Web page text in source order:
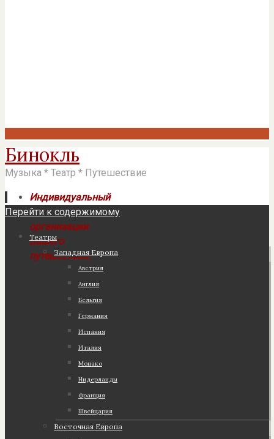
Бинокль
Музыка * Театр * Путешествие
Индивидуальный
подход к
организации
Вашего
путешествия!
Перейти к содержимому
Театры
Западная Европа
Австрия
Англия
Бельгия
Германия
Испания
Италия
Монако
Нидерланды
Франция
Швейцария
Восточная Европа